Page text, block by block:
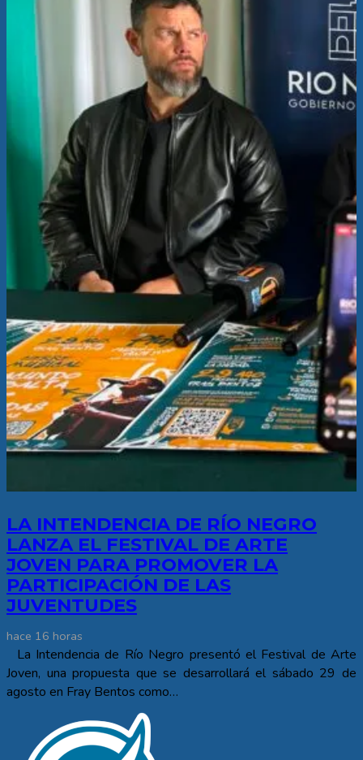
LA INTENDENCIA DE RÍO NEGRO
LANZA EL FESTIVAL DE ARTE
JOVEN PARA PROMOVER LA
PARTICIPACIÓN DE LAS
JUVENTUDES
hace 16 horas
La Intendencia de Río Negro presentó el Festival de Arte
Joven, una propuesta que se desarrollará el sábado 29 de
agosto en Fray Bentos como…